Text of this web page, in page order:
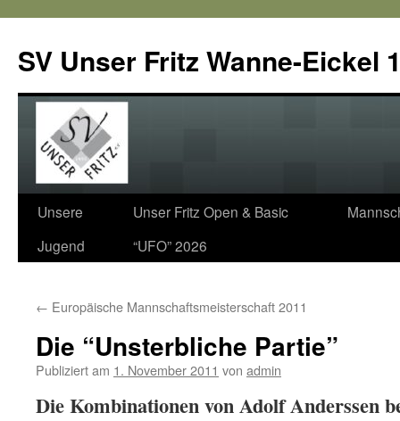
SV Unser Fritz Wanne-Eickel
Zum
Inhalt
Unsere
Jugend
Unser Fritz Open & Basic
“UFO” 2026
← Europäische Mannschaftsmeisterschaft 2011
Die “Unsterbliche Partie”
Publiziert am 1. November 2011 von admin
Die Kombinationen von Adolf Anderssen